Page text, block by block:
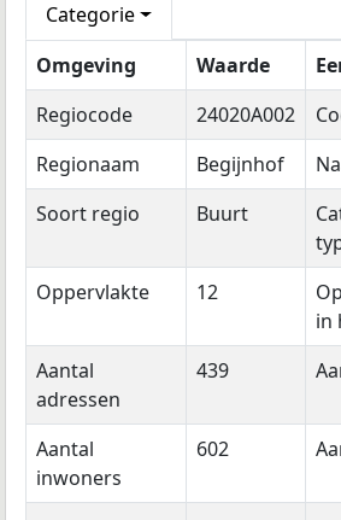
Categorie
Omgeving
Waarde
Regiocode
24020A002
Regionaam
Begijnhof
Soort regio
Buurt
Oppervlakte 12
in
Aantal
adressen
439
Aantal
inwoners
602